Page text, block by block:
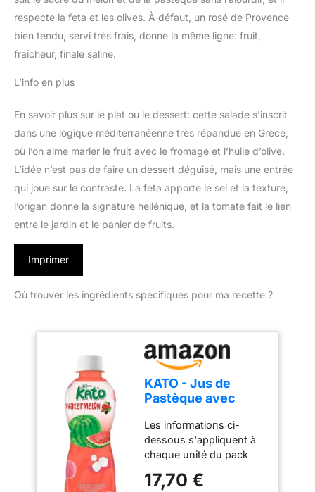
respecte la feta et les olives. À défaut, un rosé de Provence
bien tendu, servi très frais, donne la même ligne: fruit,
fraîcheur, finale saline.
L’info en plus
En savoir plus sur le plat ou le dessert: cette salade s’inscrit
dans une logique méditerranéenne très répandue en Grèce,
où l’on aime marier le fruit avec le fromage et l’huile d’olive.
L’idée n’est pas de faire un dessert déguisé, mais une entrée
qui joue sur le contraste. La feta apporte le sel et la texture,
l’origan donne la signature hellénique, et la tomate fait le lien
entre le jardin et le panier de fruits.
Imprimer
Où trouver les ingrédients spécifiques pour ma recette ?
KATO - Jus de
Pastèque avec
320 ML (Lot de 6)
Les informations ci-
dessous s'appliquent à
chaque unité du pack
jus de fruits Fibres
17,70 €